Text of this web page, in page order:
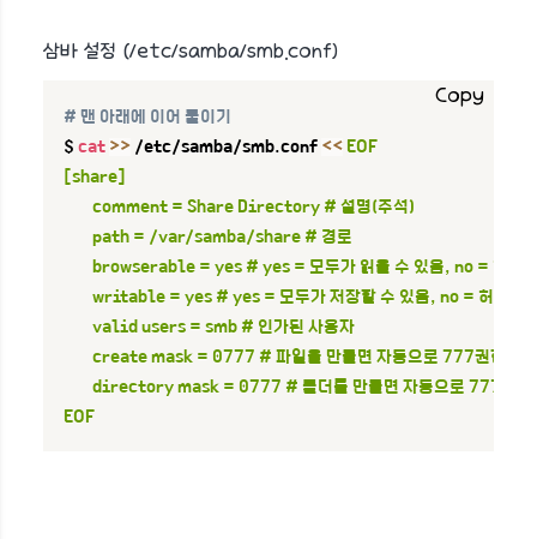
삼바 설정 (/etc/samba/smb.conf)
# 맨 아래에 이어 붙이기
$ cat >> /etc/samba/smb.conf << EOF
[share]
        comment = Share Directory # 설명(주석)
        path = /var/samba/share # 경로
browserable = yes # yes = 모두가 읽을 수 있음, no = 허가
writable = yes # yes = 모두가 저장할 수 있음, no = 허가된
        valid users = smb # 인가된 사용자
create mask = 0777 # 파일을 만들면 자동으로 777권한을
directory mask = 0777 # 폴더를 만들면 자동으로 777권한
EOF
Copy